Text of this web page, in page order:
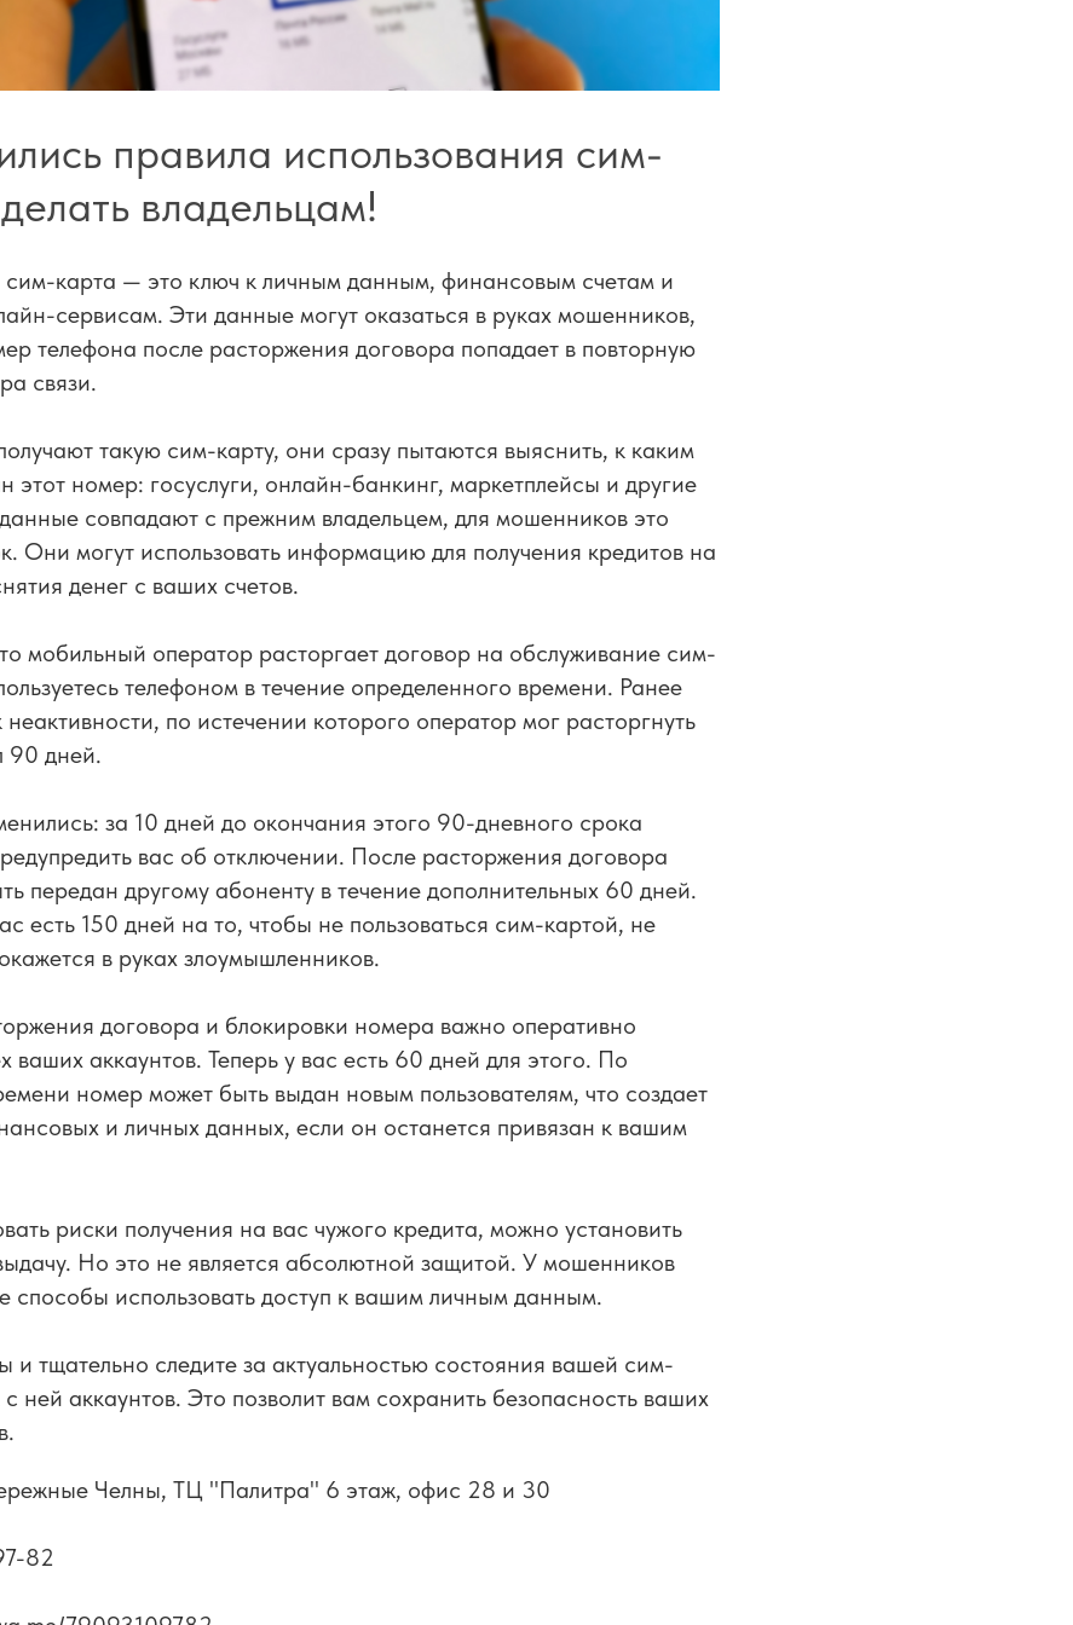
правила использования сим-
владельцам!
сим-карта — это ключ к личным данным, финансовым счетам и
сервисам. Эти данные могут оказаться в руках мошенников,
телефона после расторжения договора попадает в повторную
связи.
такую сим-карту, они сразу пытаются выяснить, к каким
этот номер: госуслуги, онлайн-банкинг, маркетплейсы и другие
совпадают с прежним владельцем, для мошенников это
Они могут использовать информацию для получения кредитов на
денег с ваших счетов.
мобильный оператор расторгает договор на обслуживание сим-
телефоном в течение определенного времени. Ранее
по истечении которого оператор мог расторгнуть
90 дней.
за 10 дней до окончания этого 90-дневного срока
вас об отключении. После расторжения договора
передан другому абоненту в течение дополнительных 60 дней.
есть 150 дней на то, чтобы не пользоваться сим-картой, не
в руках злоумышленников.
договора и блокировки номера важно оперативно
ваших аккаунтов. Теперь у вас есть 60 дней для этого. По
номер может быть выдан новым пользователям, что создает
и личных данных, если он останется привязан к вашим
риски получения на вас чужого кредита, можно установить
Но это не является абсолютной защитой. У мошенников
способы использовать доступ к вашим личным данным.
и тщательно следите за актуальностью состояния вашей сим-
ней аккаунтов. Это позволит вам сохранить безопасность ваших
Челны, ТЦ "Палитра" 6 этаж, офис 28 и 30
82